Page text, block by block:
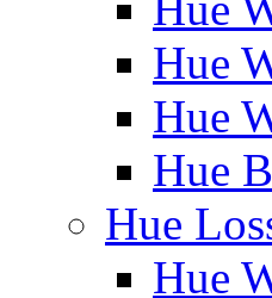
Hue
Hue
Hue
Hue
Hue